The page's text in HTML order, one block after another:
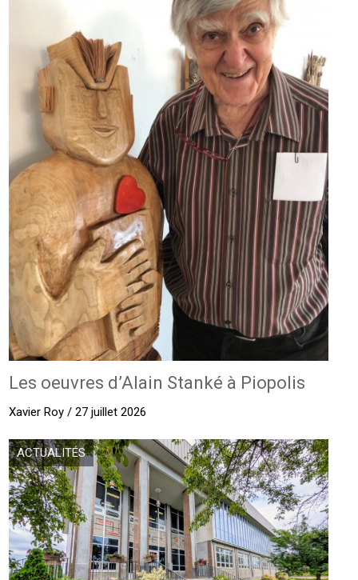
Les oeuvres d’Alain Stanké à Piopolis
Xavier Roy / 27 juillet 2026
ACTUALITÉS